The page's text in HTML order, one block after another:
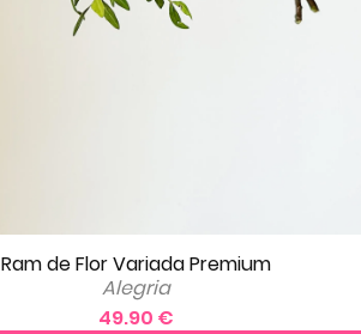
Ram de Flor Variada Premium
Alegria
49.90 €